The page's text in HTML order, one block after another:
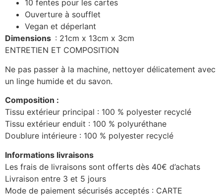
10 fentes pour les cartes
Ouverture à soufflet
Vegan et déperlant
Dimensions : 21cm x 13cm x 3cm
ENTRETIEN ET COMPOSITION
Ne pas passer à la machine, nettoyer délicatement avec
un linge humide et du savon.
Composition :
Tissu extérieur principal : 100 % polyester recyclé
Tissu extérieur enduit : 100 % polyuréthane
Doublure intérieure : 100 % polyester recyclé
Informations livraisons
Les frais de livraisons sont offerts dès 40€ d’achats
Livraison entre 3 et 5 jours
Mode de paiement sécurisés acceptés : CARTE